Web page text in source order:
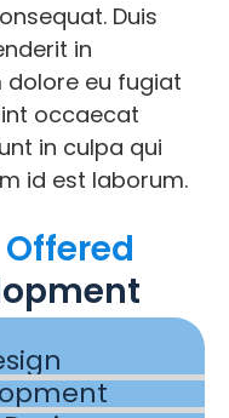
Duis
in
dolore eu fugiat
occaecat
in culpa qui
id est laborum.